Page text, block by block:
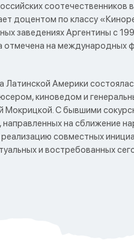
соотечественников
доцентом по классу
заведениях Аргентины с
на международных
Америки
киноведом и
Мокрицкой. С бывшими
на сближение
совместных
и востребованных